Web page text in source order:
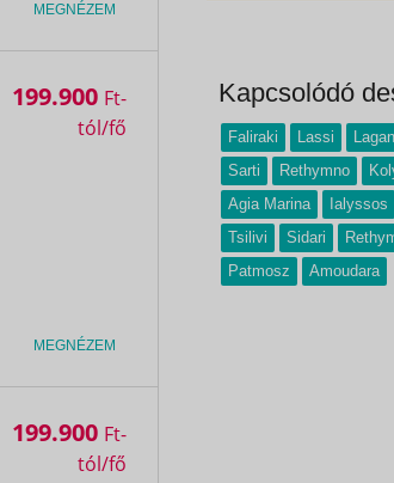
MEGNÉZEM
199.900 Ft
MEGNÉZEM
199.900 Ft
Kapcsolódó
Faliraki Lassi
Sarti
Rethymno
Agia Marina
Ialyssos
Tsilivi
Sidari
Patmosz
Amoudara